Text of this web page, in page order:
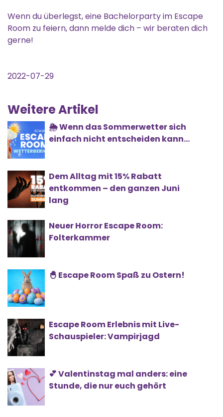
Wenn du überlegst, eine Bachelorparty im Escape
Room zu feiern, dann melde dich – wir beraten dich
gerne!
2022-07-29
Weitere Artikel
🌦️ Wenn das Sommerwetter sich
einfach nicht entscheiden kann...
Dem Alltag mit 15% Rabatt
entkommen – den ganzen Juni
lang
Neuer Horror Escape Room:
Folterkammer
🐣 Escape Room Spaß zu Ostern!
Escape Room Erlebnis mit Live-
Schauspieler: Vampirjagd
💕 Valentinstag mal anders: eine
Stunde, die nur euch gehört